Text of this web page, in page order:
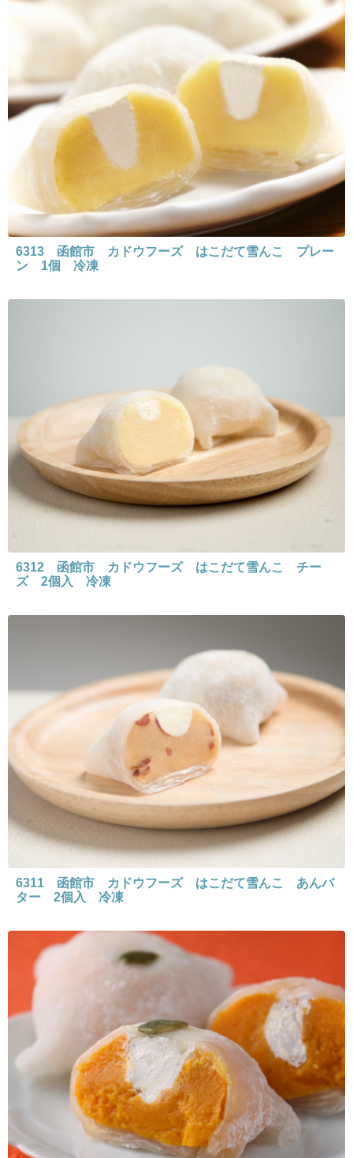
6313 函館市 カドウフーズ はこだて雪んこ プレー
ン 1個 冷凍
6312 函館市 カドウフーズ はこだて雪んこ チー
ズ 2個入 冷凍
6311 函館市 カドウフーズ はこだて雪んこ あんバ
ター 2個入 冷凍